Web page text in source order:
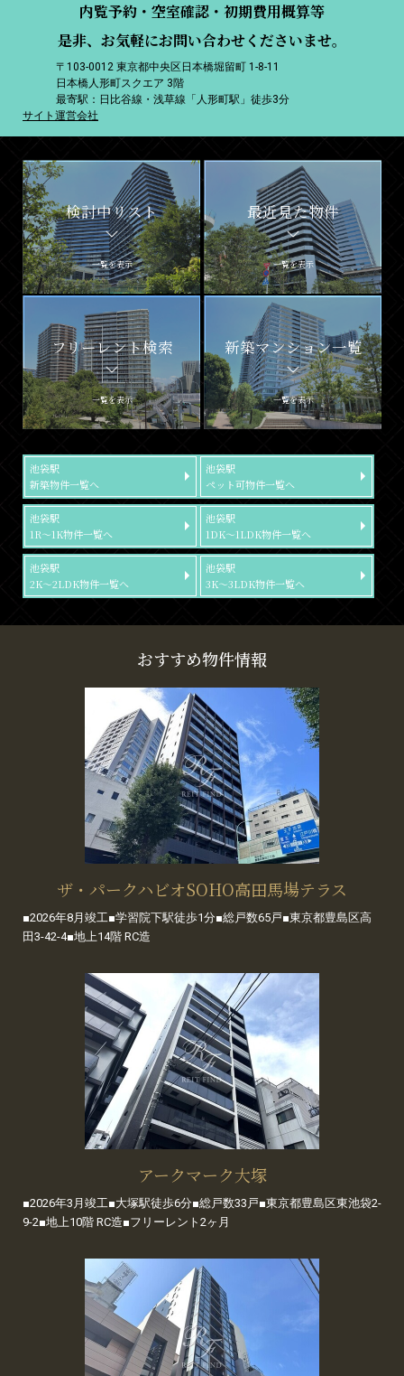
内覧予約・空室確認・初期費用概算等
是非、お気軽にお問い合わせくださいませ。
〒103-0012 東京都中央区日本橋堀留町 1-8-11
日本橋人形町スクエア 3階
最寄駅：日比谷線・浅草線「人形町駅」徒歩3分
サイト運営会社
検討中リスト
一覧を表示
最近見た物件
一覧を表示
フリーレント検索
一覧を表示
新築マンション一覧
一覧を表示
池袋駅
新築物件一覧へ
池袋駅
ペット可物件一覧へ
池袋駅
1R～1K物件一覧へ
池袋駅
1DK～1LDK物件一覧へ
池袋駅
2K～2LDK物件一覧へ
池袋駅
3K～3LDK物件一覧へ
おすすめ物件情報
ザ・パークハビオSOHO高田馬場テラス
■2026年8月竣工■学習院下駅徒歩1分■総戸数65戸■東京都豊島区高
田3-42-4■地上14階 RC造
アークマーク大塚
■2026年3月竣工■大塚駅徒歩6分■総戸数33戸■東京都豊島区東池袋2-
9-2■地上10階 RC造■フリーレント2ヶ月